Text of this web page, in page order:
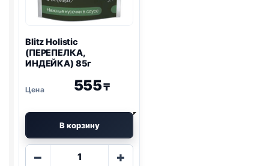
BlitzHolistic
(ПЕРЕПЕЛКА,
ИНДЕЙКА) 85г
555₸
В корзину
−
Количество
+